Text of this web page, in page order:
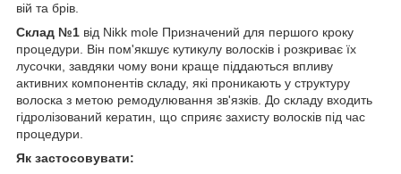
вій та брів.
Склад №1 від Nikk mole Призначений для першого кроку
процедури. Він пом'якшує кутикулу волосків і розкриває їх
лусочки, завдяки чому вони краще піддаються впливу
активних компонентів складу, які проникають у структуру
волоска з метою ремодулювання зв'язків. До складу входить
гідролізований кератин, що сприяє захисту волосків під час
процедури.
Як застосовувати: